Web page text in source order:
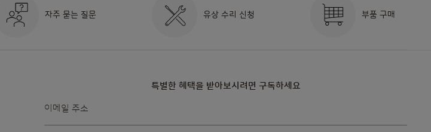
자주 묻는 질문 유상 수리 신청 부품 구매
특별한 혜택을 받아보시려면 구독하세요
뉴스레터를
받아보겠습니다:
이메일 주소